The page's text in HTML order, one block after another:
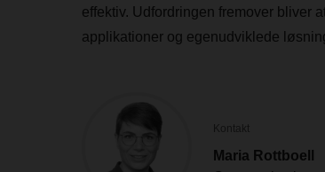
effektiv. Udfordringen fremover bliver
applikationer og egenudviklede
Kontakt
Maria Rottboell